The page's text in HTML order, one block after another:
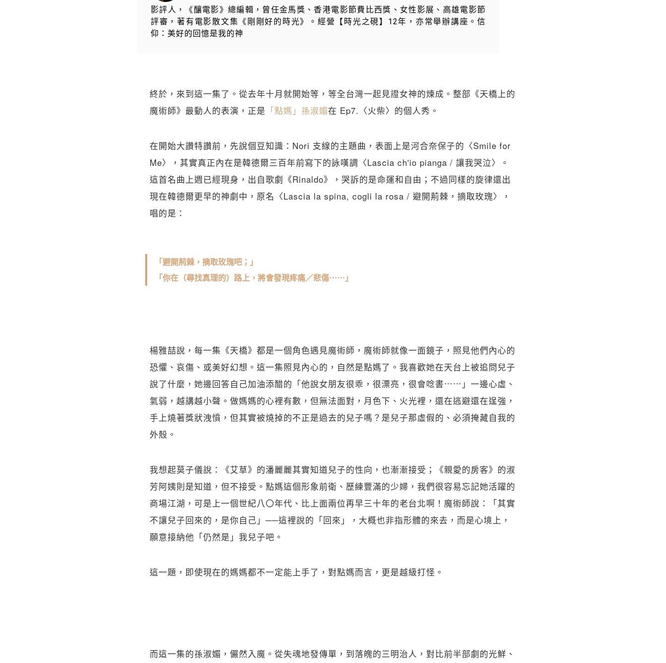
影評人，《釀電影》總編輯，曾任金馬獎、香港電影節費比西獎、女性影展、高雄電影節
評審，著有電影散文集《剛剛好的時光》。經營【時光之硯】12年，亦常舉辦講座。信
仰：美好的回憶是我的神
終於，來到這一集了。從去年十月就開始等，等全台灣一起見證女神的煉成。整部《天橋上的
魔術師》最動人的表演，正是 「點媽」孫淑媚在 Ep7.〈火柴〉的個人秀。
在開始大讚特讚前，先說個豆知識：Nori 支線的主題曲，表面上是河合奈保子的〈Smile for
Me〉，其實真正內在是韓德爾三百年前寫下的詠嘆調〈Lascia ch'io pianga / 讓我哭泣〉。
這首名曲上週已經現身，出自歌劇《Rinaldo》，哭訴的是命運和自由；不過同樣的旋律還出
現在韓德爾更早的神劇中，原名〈Lascia la spina, cogli la rosa / 避開荊棘，摘取玫瑰〉，
唱的是：
「避開荊棘，摘取玫瑰吧；」
「你在（尋找真理的）路上，將會發現疼痛／悲傷⋯⋯」
楊雅喆說，每一集《天橋》都是一個角色遇見魔術師，魔術師就像一面鏡子，照見他們內心的
恐懼、哀傷、或美好幻想。這一集照見內心的，自然是點媽了。我喜歡她在天台上被追問兒子
說了什麼，她邊回答自己加油添醋的「他說女朋友很乖，很漂亮，很會唸書⋯⋯」一邊心虛、
氣弱，越講越小聲。做媽媽的心裡有數，但無法面對，月色下、火光裡，還在逃避還在逞強，
手上燒著獎狀洩憤，但其實被燒掉的不正是過去的兒子嗎？是兒子那虛假的、必須掩藏自我的
外殼。
我想起莫子儀說：《艾草》的潘麗麗其實知道兒子的性向，也漸漸接受；《親愛的房客》的淑
芳阿姨則是知道，但不接受。點媽這個形象前衛、歷練豐滿的少婦，我們很容易忘記她活躍的
商場江湖，可是上一個世紀八〇年代、比上面兩位再早三十年的老台北啊！魔術師說：「其實
不讓兒子回來的，是你自己」──這裡說的「回來」，大概也非指形體的來去，而是心境上，
願意接納他「仍然是」我兒子吧。
這一題，即使現在的媽媽都不一定能上手了，對點媽而言，更是越級打怪。
而這一集的孫淑媚，儼然入魔。從失魂地發傳單，到落魄的三明治人，對比前半部劇的光鮮、